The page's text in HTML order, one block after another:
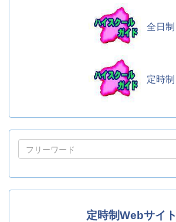
全日制
定時制
定時制Webサイト